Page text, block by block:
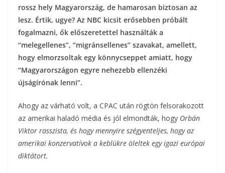
rossz hely Magyarország, de hamarosan biztosan az
lesz. Értik, ugye? Az NBC kicsit erősebben próbált
fogalmazni, ők előszeretettel használták a
“melegellenes”, “migránsellenes” szavakat, amellett,
hogy elmorzsoltak egy könnycseppet amiatt, hogy
“Magyarországon egyre nehezebb ellenzéki
újságírónak lenni”.
Ahogy az várható volt, a CPAC után rögtön felsorakozott
az amerikai haladó média és jól elmondták, hogy Orbán
Viktor rasszista, és hogy mennyire szégyenteljes, hogy az
amerikai konzervatívok a keblükre öleltek egy igazi európai
diktátort.